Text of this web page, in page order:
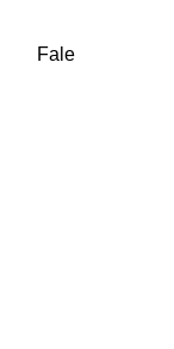
Fale